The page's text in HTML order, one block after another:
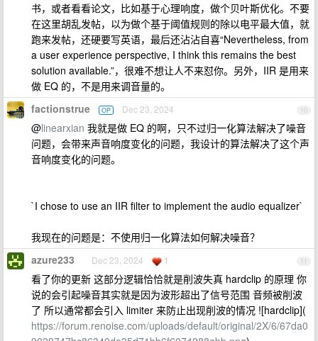
书，或者看看论文，比如基于心理响度，做个贝叶斯优化。不要
在这里胡乱发帖，以为做个基于阈值规则的除以电平最大值，就
跑来发帖，还硬要写英语，最后还沾沾自喜“Nevertheless, from
a user experience perspective, I think this remains the best
solution available.”，很难不想让人不来怼你。另外，IIR 是用来
做 EQ 的，不是用来调音量的。
10
factionstrue OP Dec 23, 2024
@linearxian 我就是做 EQ 的啊，只不过归一化算法解决了噪音
问题，会带来声音响度变化的问题，我设计的算法解决了这个声
音响度变化的问题。
`I chose to use an IIR filter to implement the audio equalizer`
我现在的问题是：不使用归一化算法如何解决噪音？
11
azure233 Dec 23, 2024 1
看了你的更新 这部分逻辑恰恰就是削波失真 hardclip 的原理 你
说的会引起噪音其实就是因为波形超出了信号范围 音频被削波
了 所以通常都会引入 limiter 来防止出现削波的情况 ![hardclip](
https://forum.renoise.com/uploads/default/original/2X/6/67da0